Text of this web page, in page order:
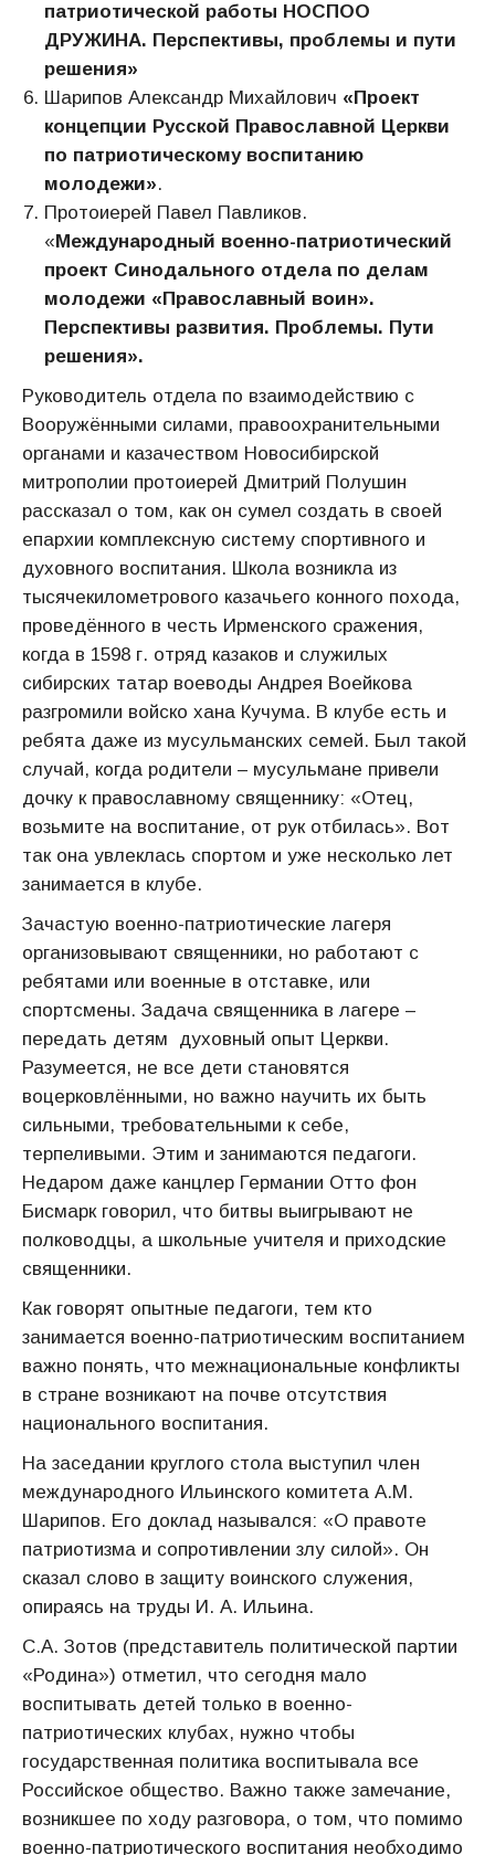
патриотической работы НОСПОО
ДРУЖИНА. Перспективы, проблемы и пути
решения»
Шарипов Александр Михайлович «Проект
концепции Русской Православной Церкви
по патриотическому воспитанию
молодежи».
Протоиерей Павел Павликов.
«Международный военно-патриотический
проект Синодального отдела по делам
молодежи «Православный воин».
Перспективы развития. Проблемы. Пути
решения».
Руководитель отдела по взаимодействию с
Вооружёнными силами, правоохранительными
органами и казачеством Новосибирской
митрополии протоиерей Дмитрий Полушин
рассказал о том, как он сумел создать в своей
епархии комплексную систему спортивного и
духовного воспитания. Школа возникла из
тысячекилометрового казачьего конного похода,
проведённого в честь Ирменского сражения,
когда в 1598 г. отряд казаков и служилых
сибирских татар воеводы Андрея Воейкова
разгромили войско хана Кучума. В клубе есть и
ребята даже из мусульманских семей. Был такой
случай, когда родители – мусульмане привели
дочку к православному священнику: «Отец,
возьмите на воспитание, от рук отбилась». Вот
так она увлеклась спортом и уже несколько лет
занимается в клубе.
Зачастую военно-патриотические лагеря
организовывают священники, но работают с
ребятами или военные в отставке, или
спортсмены. Задача священника в лагере –
передать детям духовный опыт Церкви.
Разумеется, не все дети становятся
воцерковлёнными, но важно научить их быть
сильными, требовательными к себе,
терпеливыми. Этим и занимаются педагоги.
Недаром даже канцлер Германии Отто фон
Бисмарк говорил, что битвы выигрывают не
полководцы, а школьные учителя и приходские
священники.
Как говорят опытные педагоги, тем кто
занимается военно-патриотическим воспитанием
важно понять, что межнациональные конфликты
в стране возникают на почве отсутствия
национального воспитания.
На заседании круглого стола выступил член
международного Ильинского комитета А.М.
Шарипов. Его доклад назывался: «О правоте
патриотизма и сопротивлении злу силой». Он
сказал слово в защиту воинского служения,
опираясь на труды И. А. Ильина.
С.А. Зотов (представитель политической партии
«Родина») отметил, что сегодня мало
воспитывать детей только в военно-
патриотических клубах, нужно чтобы
государственная политика воспитывала все
Российское общество. Важно также замечание,
возникшее по ходу разговора, о том, что помимо
военно-патриотического воспитания необходимо